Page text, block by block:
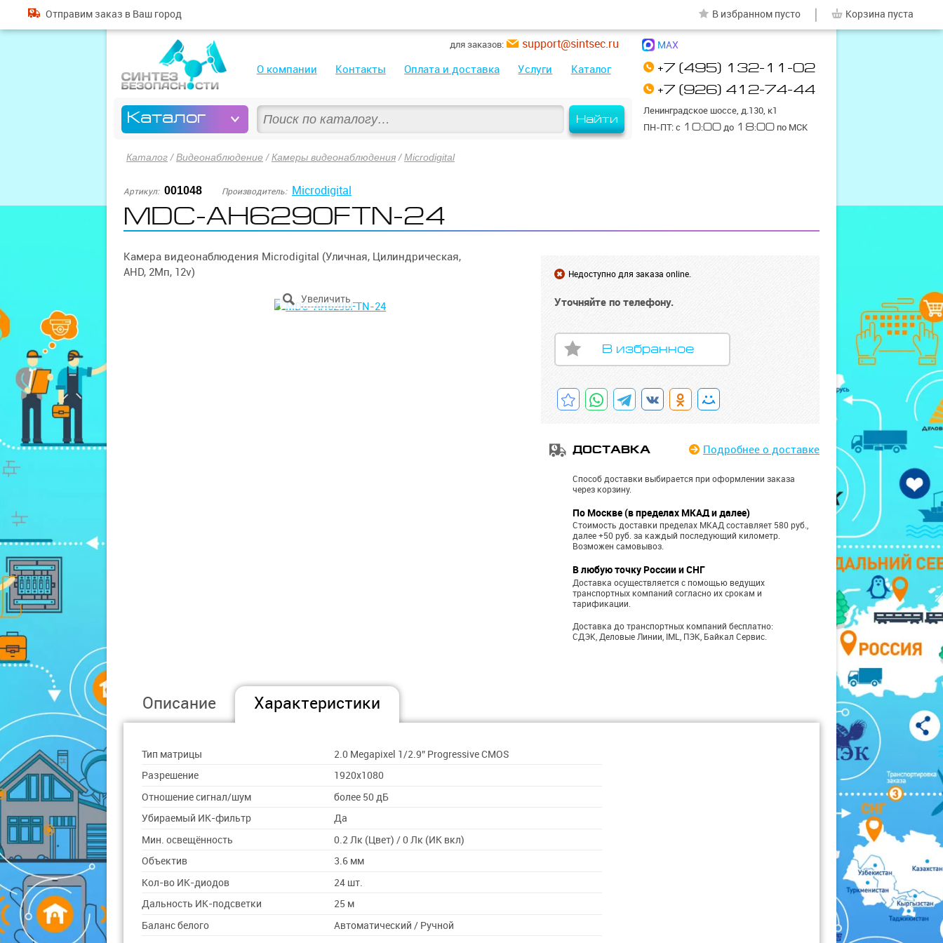
Найти
О компании Контакты Оплата и доставка Услуги Каталог
Каталог
+7 (495) 132-11-02
+7 (926) 412-74-44
Ленинградское шоссе, д.130, к1
ПН-ПТ: с 10:00 до 18:00 по МСК
для заказов: support@sintsec.ru MAX
Отправим заказ в Ваш город В избранном пусто Корзина пуста
Каталог /Видеонаблюдение /Камеры видеонаблюдения /Microdigital
Артикул: 001048 Производитель: Microdigital
MDC-AH6290FTN-24
Камера видеонаблюдения Microdigital (Уличная, Цилиндрическая,
AHD, 2Мп, 12v)
Недоступно для заказа online.
Уточняйте по телефону.
В избранное
ДОСТАВКА Подробнее о доставке
Способ доставки выбирается при оформлении заказа
через корзину.
По Москве (в пределах МКАД и далее)
Стоимость доставки пределах МКАД составляет 580 руб.,
далее +50 руб. за каждый последующий километр.
Возможен самовывоз.
В любую точку России и СНГ
Доставка осуществляется с помощью ведущих
транспортных компаний согласно их срокам и
тарификации.
Доставка до транспортных компаний бесплатно:
СДЭК, Деловые Линии, IML, ПЭК, Байкал Сервис.
Описание Характеристики
Тип матрицы
2.0 Megapixel 1/2.9” Progressive CMOS
Разрешение
1920x1080
Отношение сигнал/шум
более 50 дБ
Убираемый ИК-фильтр
Да
Мин. освещённость
0.2 Лк (Цвет) / 0 Лк (ИК вкл)
Объектив
3.6 мм
Кол-во ИК-диодов
24 шт.
Дальность ИК-подсветки
25 м
Баланс белого
Автоматический / Ручной